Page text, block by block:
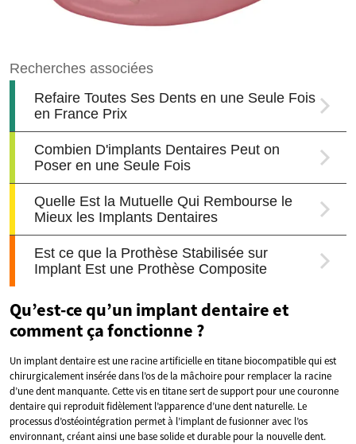
Qu’est-ce qu’un implant dentaire et
comment ça fonctionne ?
Un implant dentaire est une racine artificielle en titane biocompatible qui est
chirurgicalement insérée dans l’os de la mâchoire pour remplacer la racine
d’une dent manquante. Cette vis en titane sert de support pour une couronne
dentaire qui reproduit fidèlement l’apparence d’une dent naturelle. Le
processus d’ostéointégration permet à l’implant de fusionner avec l’os
environnant, créant ainsi une base solide et durable pour la nouvelle dent.